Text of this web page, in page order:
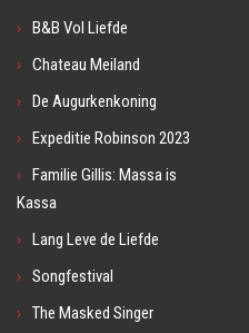
B&B Vol Liefde
Chateau Meiland
De Augurkenkoning
Expeditie Robinson 2023
Familie Gillis: Massa is
Kassa
Lang Leve de Liefde
Songfestival
The Masked Singer